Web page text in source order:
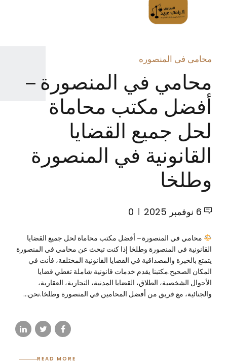
محامى فى المنصوره
محامي في المنصورة –
أفضل مكتب محاماة
لحل جميع القضايا
القانونية في المنصورة
وطلخا
6 نوفمبر 2025 0
محامي في المنصورة – أفضل مكتب محاماة لحل جميع القضايا
القانونية في المنصورة وطلخا إذا كنت تبحث عن محامي في المنصورة
يتمتع بالخبرة والمصداقية في القضايا القانونية المختلفة، فأنت في
المكان الصحيح.مكتبنا يقدم خدمات قانونية شاملة تغطي قضايا
الأحوال الشخصية، الطلاق، القضايا المدنية، التجارية، العقارية،
والجنائية، مع فريق من أفضل المحامين في المنصورة وطلخا.نحن...
READ MORE